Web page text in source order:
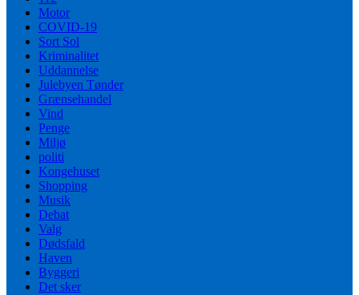
Motor
COVID-19
Sort Sol
Kriminalitet
Uddannelse
Julebyen Tønder
Grænsehandel
Vind
Penge
Miljø
politi
Kongehuset
Shopping
Musik
Debat
Valg
Dødsfald
Haven
Byggeri
Det sker